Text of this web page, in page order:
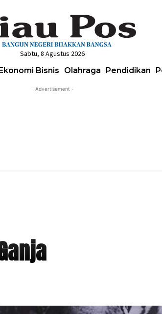
Sabtu, 8 Agustus 2026
Bisnis Olahraga Pendidikan
- Advertisement -